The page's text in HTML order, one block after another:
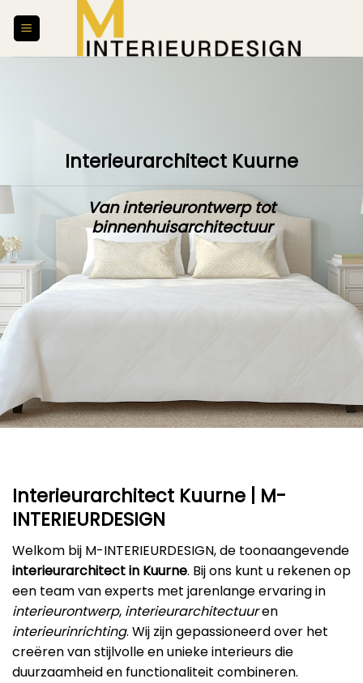
Interieurarchitect Kuurne
Van interieurontwerp tot
binnenhuisarchitectuur
Interieurarchitect Kuurne | M-
INTERIEURDESIGN
Welkom bij M-INTERIEURDESIGN, de toonaangevende
interieurarchitect in Kuurne. Bij ons kunt u rekenen op
een team van experts met jarenlange ervaring in
interieurontwerp, interieurarchitectuuren
interieurinrichting. Wij zijn gepassioneerd over het
creëren van stijlvolle en unieke interieurs die
duurzaamheid en functionaliteit combineren.